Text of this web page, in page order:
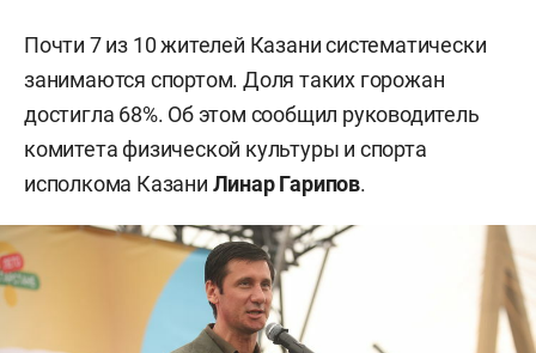
Почти 7 из 10 жителей Казани систематически
занимаются спортом. Доля таких горожан
достигла 68%. Об этом сообщил руководитель
комитета физической культуры и спорта
исполкома Казани Линар Гарипов.